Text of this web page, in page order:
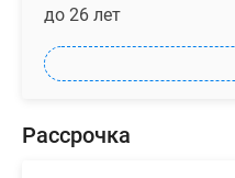
до 26 лет
Рассрочка